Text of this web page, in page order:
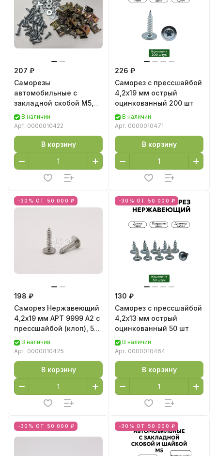
207 ₽
Саморезы
автомобильные с
закладной скобой М5,
50 штВ наличии
Арт. 0000010422
В корзину
226 ₽
Саморез с прессшайбой
4,2х19 мм острый
оцинкованный 200 шт
В наличии
Арт. 0000010471
В корзину
-30% ОТ 50 000 ₽
198 ₽
Саморез Нержавеющий
4,2х19 мм AРT 9999 А2 с
прессшайбой (клоп), 50
шт.В наличии
Арт. 0000010475
В корзину
-30% ОТ 50 000 ₽
130 ₽
Саморез с прессшайбой
4,2х13 мм острый
оцинкованный 50 шт
В наличии
Арт. 0000010464
В корзину
-30% ОТ 50 000 ₽ -30% ОТ 50 000 ₽